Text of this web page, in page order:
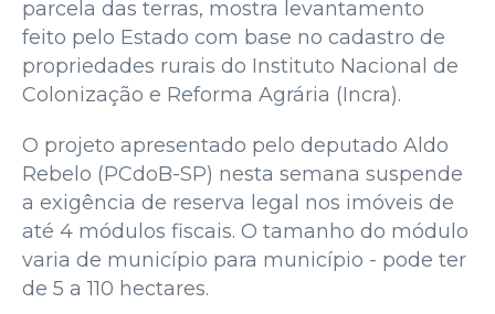
parcela das terras, mostra levantamento
feito pelo Estado com base no cadastro de
propriedades rurais do Instituto Nacional de
Colonização e Reforma Agrária (Incra).
O projeto apresentado pelo deputado Aldo
Rebelo (PCdoB-SP) nesta semana suspende
a exigência de reserva legal nos imóveis de
até 4 módulos fiscais. O tamanho do módulo
varia de município para município - pode ter
de 5 a 110 hectares.